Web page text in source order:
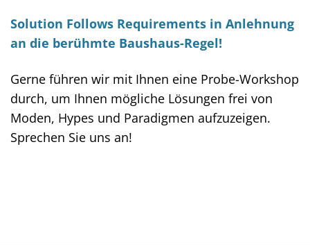
Solution Follows Requirements in Anlehnung
an die berühmte Baushaus-Regel!
Gerne führen wir mit Ihnen eine Probe-Workshop
durch, um Ihnen mögliche Lösungen frei von
Moden, Hypes und Paradigmen aufzuzeigen.
Sprechen Sie uns an!